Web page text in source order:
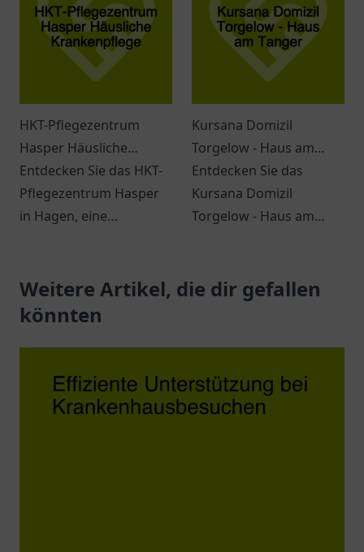
Umfeld.
HKT-Pflegezentrum
Hasper Häusliche
Krankenpflege
Entdecken Sie das HKT-
Pflegezentrum Hasper
in Hagen, eine
professionelle häusliche
Krankenpflege.
Kursana Domizil
Torgelow - Haus am
Tanger
Entdecken Sie das
Kursana Domizil
Torgelow - Haus am
Dienstleistungen und
ein engagiertes Team
Weitere Artikel, die dir gefallen
könnten